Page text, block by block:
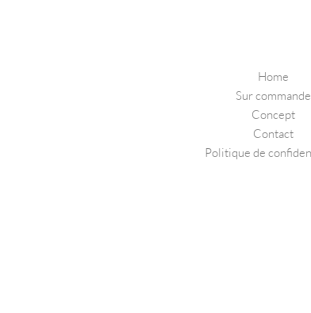
Home
Sur commande
Concept
Contact
Politique de